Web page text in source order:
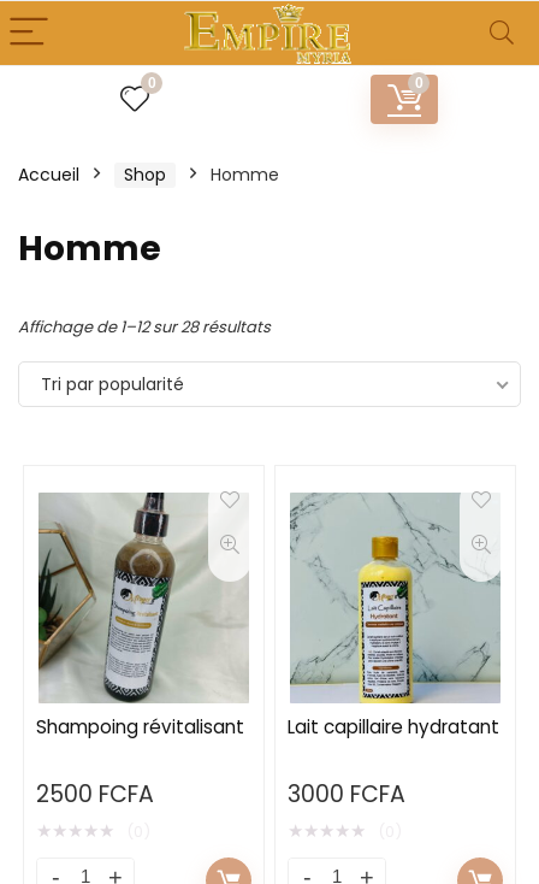
0 0
Accueil Shop Homme
Homme
Affichage de 1–12 sur 28 résultats
Tri par popularité
Shampoing révitalisant
2500 FCFA
★★★★★
Lait capillaire hydratant
3000 FCFA
★★★★★